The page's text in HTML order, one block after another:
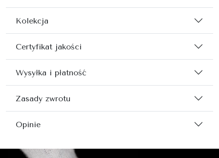
Kolekcja
Certyfikat jakości
Wysyłka i płatność
Zasady zwrotu
Opinie